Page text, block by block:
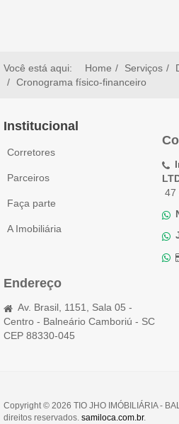
Você está aqui: Home Serviços
Cronograma físico-financeiro
Institucional
Corretores
Parceiros
Faça parte
A Imobiliária
47
Endereço
Av. Brasil, 1151, Sala 05 -
Centro - Balneário Camboriú - SC
CEP 88330-045
Copyright © 2026 TIO JHO IMÓBILIÁRIA -
direitos reservados. samiloca.com.br.